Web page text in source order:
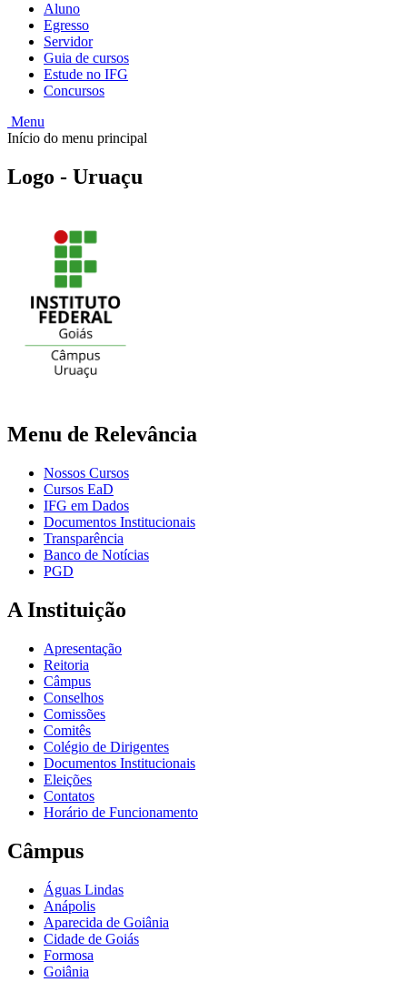
Aluno
Egresso
Servidor
Guia de cursos
Estude no IFG
Concursos
Menu
Início do menu principal
Logo - Uruaçu
Menu de Relevância
Nossos Cursos
Cursos EaD
IFG em Dados
Documentos Institucionais
Transparência
Banco de Notícias
PGD
A Instituição
Apresentação
Reitoria
Câmpus
Conselhos
Comissões
Comitês
Colégio de Dirigentes
Documentos Institucionais
Eleições
Contatos
Horário de Funcionamento
Câmpus
Águas Lindas
Anápolis
Aparecida de Goiânia
Cidade de Goiás
Formosa
Goiânia